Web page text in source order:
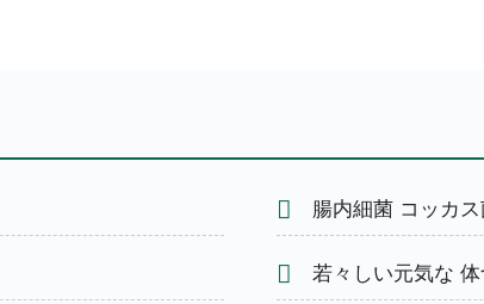
腸内細菌 コッカス
若々しい元気な